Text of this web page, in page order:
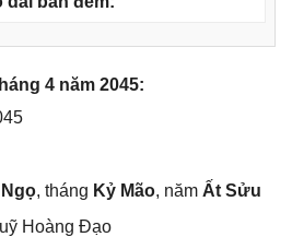
4 năm 2045:
, thánɡ Kỷ Mão, năm Ất Sửu
Hoànɡ Đạo